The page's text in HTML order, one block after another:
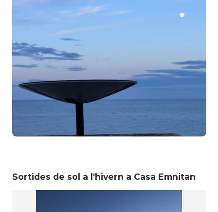
Sortides de sol a l'hivern a Casa Emnitan